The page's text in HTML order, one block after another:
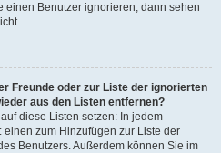
einen Benutzer ignorieren, dann sehen
Freunde oder zur Liste der ignorierten
aus den Listen entfernen?
diese Listen setzen: In jedem
zum Hinzufügen zur Liste der
Benutzers. Außerdem können Sie im